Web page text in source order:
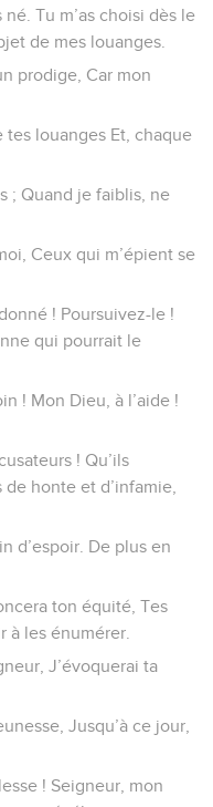
Tu m’as choisi dès le
de mes louanges.
prodige, Car mon
louanges Et, chaque
; Quand je faiblis, ne
Ceux qui m’épient se
! Poursuivez-le !
qui pourrait le
! Mon Dieu, à l’aide !
! Qu’ils
honte et d’infamie,
d’espoir. De plus en
ton équité, Tes
à les énumérer.
J’évoquerai ta
Jusqu’à ce jour,
! Seigneur, mon